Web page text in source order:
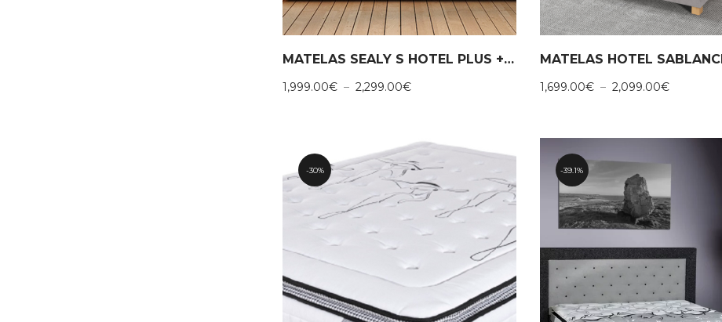
MATELAS SEALY S HOTEL PLUS + COLLECTION
1,999.00€ – 2,299.00€Plage
2,299.00€
1,699.00€ – 2,099.00€Plage
2,099.00€
30% 39.1%